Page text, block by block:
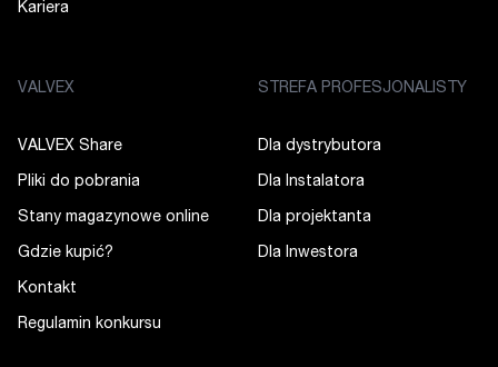
Kariera
VALVEX
VALVEX Share
Pliki do pobrania
Stany magazynowe online
Gdzie kupić?
Kontakt
Regulamin konkursu
STREFA PROFESJONALISTY
Dla dystrybutora
Dla Instalatora
Dla projektanta
Dla Inwestora